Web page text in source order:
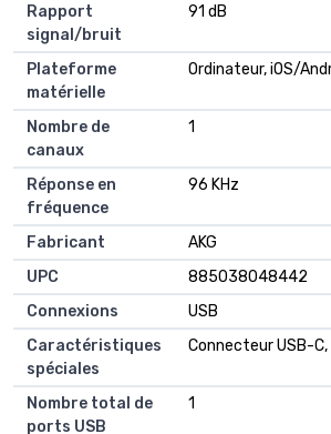
Rapport
signal/bruit
‎91 dB
Plateforme
matérielle
‎Ordinateur, iOS/
Nombre de
canaux
‎1
Réponse en
fréquence
‎96 KHz
Fabricant
‎AKG
UPC
‎885038048442
Connexions
‎USB
Caractéristiques
spéciales
‎Connecteur USB-
Nombre total de
ports USB
‎1